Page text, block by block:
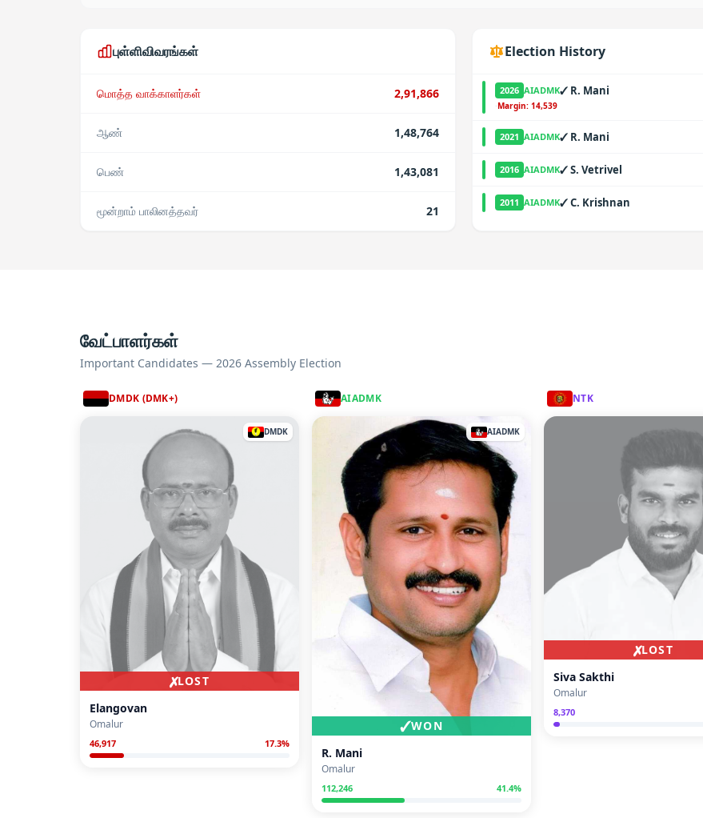
புள்ளிவிவரங்கள்
மொத்த வாக்காளர்கள் 2,91,866
ஆண் 1,48,764
பெண் 1,43,081
மூன்றாம் பாலினத்தவர் 21
Election History
2026 AIADMK✓ R. Mani
·Margin: 14,539
2021 AIADMK✓ R. Mani
2016 AIADMK✓S. Vetrivel
2011 AIADMK✓C. Krishnan
வேட்பாளர்கள்
Important Candidates — 2026 Assembly Election
DMDK (DMK+)
✗LOST
DMDK
Elangovan
Omalur
46,917 17.3%
AIADMK
✓WON
AIADMK
R. Mani
Omalur
112,246 41.4%
NTK
✗LOST
Siva Sakthi
Omalur
8,370